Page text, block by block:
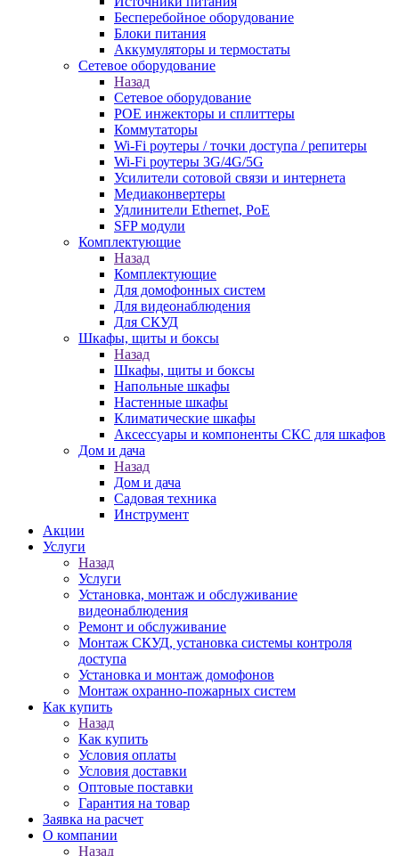
Бесперебойное оборудование
Блоки питания
Аккумуляторы и термостаты
Сетевое оборудование
Назад
Сетевое оборудование
POE инжекторы и сплиттеры
Коммутаторы
Wi-Fi роутеры / точки доступа / репитеры
Wi-Fi роутеры 3G/4G/5G
Усилители сотовой связи и интернета
Медиаконвертеры
Удлинители Ethernet, PoE
SFP модули
Комплектующие
Назад
Комплектующие
Для домофонных систем
Для видеонаблюдения
Для СКУД
Шкафы, щиты и боксы
Назад
Шкафы, щиты и боксы
Напольные шкафы
Настенные шкафы
Климатические шкафы
Аксессуары и компоненты СКС для шкафов
Дом и дача
Назад
Дом и дача
Садовая техника
Инструмент
Акции
Услуги
Назад
Услуги
Установка, монтаж и обслуживание
видеонаблюдения
Ремонт и обслуживание
Монтаж СКУД, установка системы контроля
доступа
Установка и монтаж домофонов
Монтаж охранно-пожарных систем
Как купить
Назад
Как купить
Условия оплаты
Условия доставки
Оптовые поставки
Гарантия на товар
Заявка на расчет
О компании
Назад